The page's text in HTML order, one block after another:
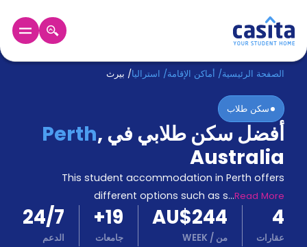
الرئيسية عربي AUD
دخول
حجز
السكن
المدونة
أخبر
أصدقائك
الصفحة الرئيسية/ أماكن الإقامة/ استراليا/ بيرث
سكن طلاب
أفضل سكن طلابي في Perth,
Australia
This student accommodation in Perth offers
different options such as s...Read More
4
عقارات
AU$244
من /
WEEK
19
+
جامعات
24/7
الدعم